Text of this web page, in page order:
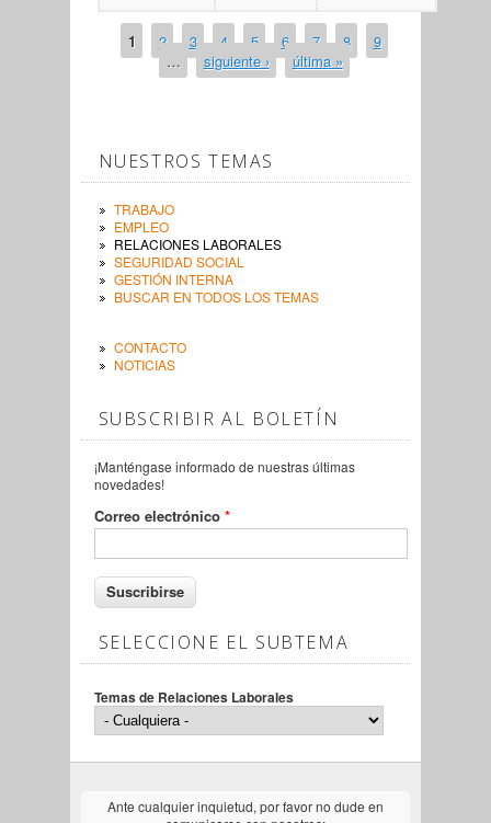
PÁGINAS
1 2 3 4 5 6 7 8
9
…
siguiente › última »
NUESTROS TEMAS
TRABAJO
EMPLEO
RELACIONES LABORALES
SEGURIDAD SOCIAL
GESTIÓN INTERNA
BUSCAR EN TODOS LOS TEMAS
CONTACTO
NOTICIAS
SUBSCRIBIR AL BOLETÍN
¡Manténgase informado de nuestras últimas
novedades!
Correo electrónico *
SELECCIONE EL SUBTEMA
Temas de Relaciones Laborales
Ante cualquier inquietud, por favor no dude en